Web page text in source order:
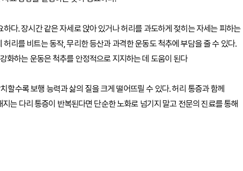
다. 장시간 같은 자세로 앉아 있거나 허리를 과도하게 젖히는 자세는 피하는
리를 비트는 동작, 무리한 등산과 과격한 운동도 척추에 부담을 줄 수 있다.
화하는 운동은 척추를 안정적으로 지지하는 데 도움이 된다
수록 보행 능력과 삶의 질을 크게 떨어뜨릴 수 있다. 허리 통증과 함께
는 다리 통증이 반복된다면 단순한 노화로 넘기지 말고 전문의 진료를 통해